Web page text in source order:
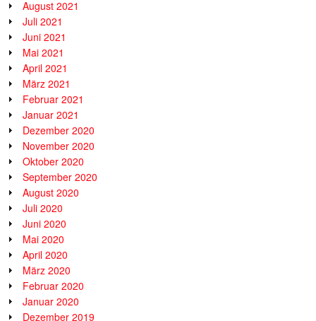
August 2021
Juli 2021
Juni 2021
Mai 2021
April 2021
März 2021
Februar 2021
Januar 2021
Dezember 2020
November 2020
Oktober 2020
September 2020
August 2020
Juli 2020
Juni 2020
Mai 2020
April 2020
März 2020
Februar 2020
Januar 2020
Dezember 2019